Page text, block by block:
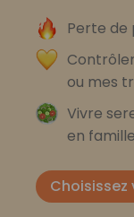
Perte de
ou mes
Vivre
en
Choisissez